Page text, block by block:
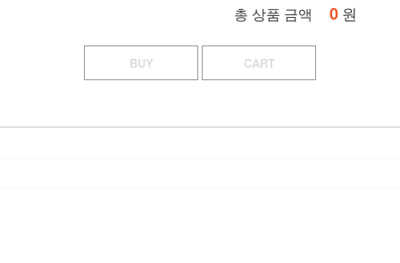
총 상품 금액 0 원
BUY CART